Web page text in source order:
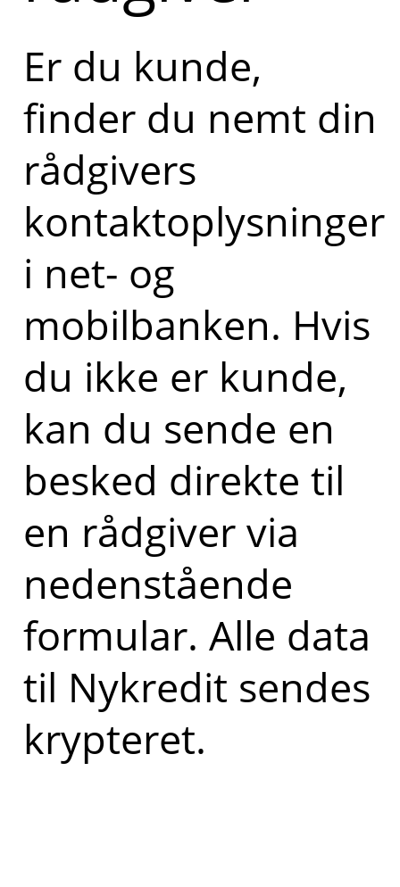
Er du kunde,
finder du nemt din
rådgivers
kontaktoplysninger
i net- og
mobilbanken. Hvis
du ikke er kunde,
kan du sende en
besked direkte til
en rådgiver via
nedenstående
formular. Alle data
til Nykredit sendes
krypteret.